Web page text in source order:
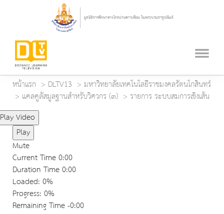
หน้าแรก DLTV13
มหาวิทยาลัยเทคโนโลยีราชมงคลรัตนโกสินทร์
แคลคูลัสมูลฐานสำหรับวิศวกร (๓)
รายการ ระบบสมการเชิงเส้น
Play Video
Play
Mute
Current Time0:00
Duration Time0:00
Loaded: 0%
Progress: 0%
Remaining Time-0:00